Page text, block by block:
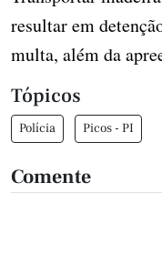
resultar em
multa, além da
Tópicos
Polícia Picos - PI
Comente